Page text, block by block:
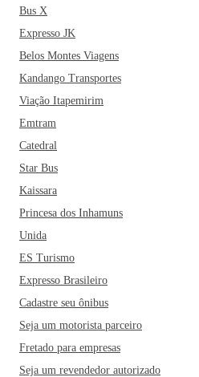
Bus X
Expresso JK
Belos Montes Viagens
Kandango Transportes
Viação Itapemirim
Emtram
Catedral
Star Bus
Kaissara
Princesa dos Inhamuns
Unida
ES Turismo
Expresso Brasileiro
Cadastre seu ônibus
Seja um motorista parceiro
Fretado para empresas
Seja um revendedor autorizado